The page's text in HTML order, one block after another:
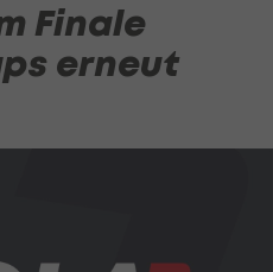
Finale
erneut